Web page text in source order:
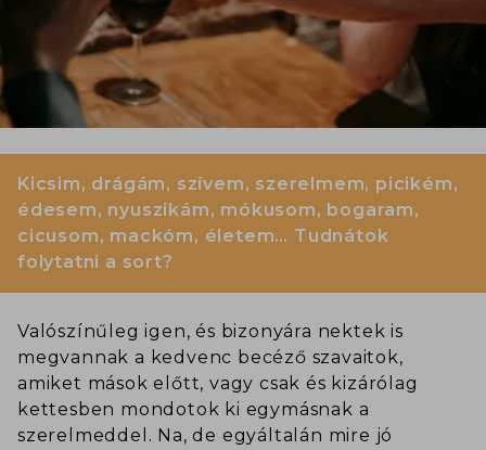
Kicsim, drágám, szívem, szerelmem, picikém,
édesem, nyuszikám, mókusom, bogaram,
cicusom, mackóm, életem… Tudnátok
folytatni a sort?
Valószínűleg igen, és bizonyára nektek is
megvannak a kedvenc becéző szavaitok,
amiket mások előtt, vagy csak és kizárólag
kettesben mondotok ki egymásnak a
szerelmeddel. Na, de egyáltalán mire jó